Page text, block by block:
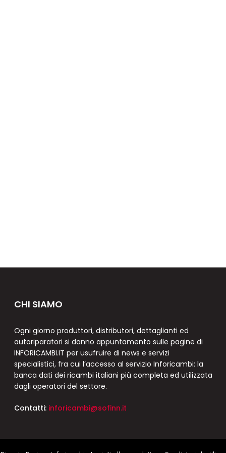
CHI SIAMO
Ogni giorno produttori, distributori, dettaglianti ed
autoriparatori si danno appuntamento sulle pagine di
INFORICAMBI.IT per usufruire di news e servizi
specialistici, fra cui l’accesso al servizio Inforicambi: la
banca dati dei ricambi italiani più completa ed utilizzata
dagli operatori del settore.
Contatti: inforicambi@sofinn.it